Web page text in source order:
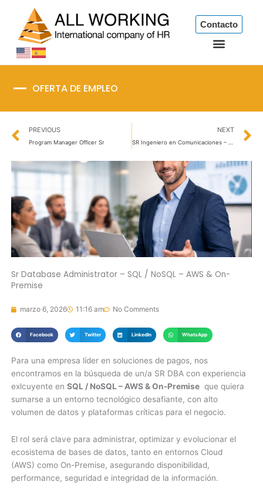
contenido
Contacto
OFERTA DE EMPLEO
Prev
PREVIOUS
Program Manager Officer Sr
NEXT
Sr Database Administrator – SQL / NoSQL – AWS & On-
Premise
marzo 6, 2026 11:16 am No Comments
Facebook Twitter LinkedIn WhatsApp
Para una empresa líder en soluciones de pagos, nos
encontramos en la búsqueda de un/a SR DBA con experiencia
exlcuyente en SQL / NoSQL – AWS & On-Premise que quiera
sumarse a un entorno tecnológico desafiante, con alto
volumen de datos y plataformas críticas para el negocio.
El rol será clave para administrar, optimizar y evolucionar el
ecosistema de bases de datos, tanto en entornos Cloud
(AWS) como On-Premise, asegurando disponibilidad,
performance, seguridad e integridad de la información.